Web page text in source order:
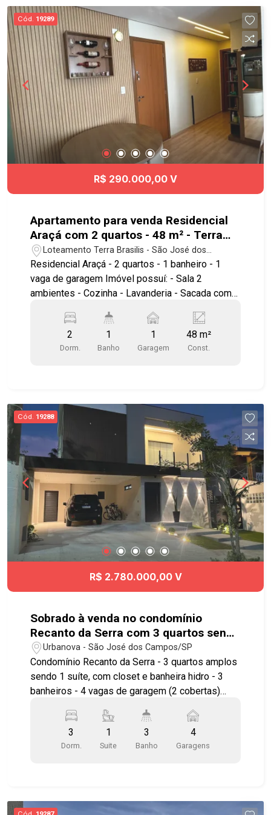
Cód. 19289
R$ 290.000,00 V
Apartamento para venda Residencial
Araçá com 2 quartos - 48 m² - Terra
Brasilis - SJC
Loteamento Terra Brasilis - São José dos
Campos/SP
Residencial Araçá - 2 quartos - 1 banheiro - 1
vaga de garagem Imóvel possuí: - Sala 2
ambientes - Cozinha - Lavanderia - Sacada com
Localização privilegiada, no Terra Brasilis!
Próximo à saída para Dutra, anel viário, Shopping
Centervale, Drogarias, Supermercados e padarias
2
Dorm.
1
Banho
1
Garagem
48 m²
Const.
Cód. 19288
R$ 2.780.000,00 V
Sobrado à venda no condomínio
Recanto da Serra com 3 quartos sendo
1 suíte - 244 m² - Urbanova - SJC
Urbanova - São José dos Campos/SP
Condomínio Recanto da Serra - 3 quartos amplos
sendo 1 suíte, com closet e banheira hidro - 3
banheiros - 4 vagas de garagem (2 cobertas)
sala de TV, sala de jantar e sala de estar -
Cozinha com copa com armários planejados -
Churrasqueira Gourmet com coifa - Piscina
elétrico - Ar condicionado na sala e na suíte -
3
Dorm.
1
Suite
3
Banho
4
Garagens